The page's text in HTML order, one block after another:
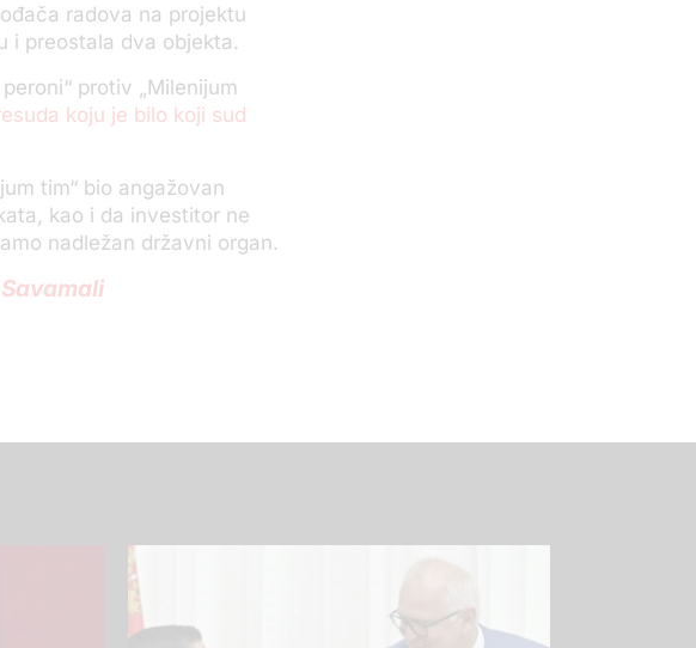
radova na projektu
i preostala dva objekta.
protiv „Milenijum
koju je bilo koji sud
tim“ bio angažovan
kao i da investitor ne
nadležan državni organ.